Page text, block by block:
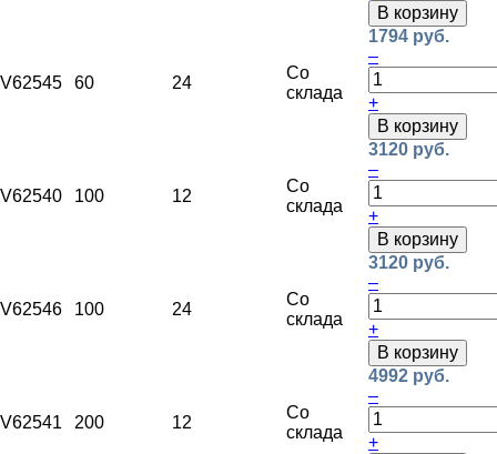
В корзину
V62545 60 24
Со
склада
1794 руб.
–
+
В корзину
V62540 100 12
Со
склада
3120 руб.
–
+
В корзину
V62546 100 24
Со
склада
3120 руб.
–
+
В корзину
V62541 200 12
Со
склада
4992 руб.
–
+